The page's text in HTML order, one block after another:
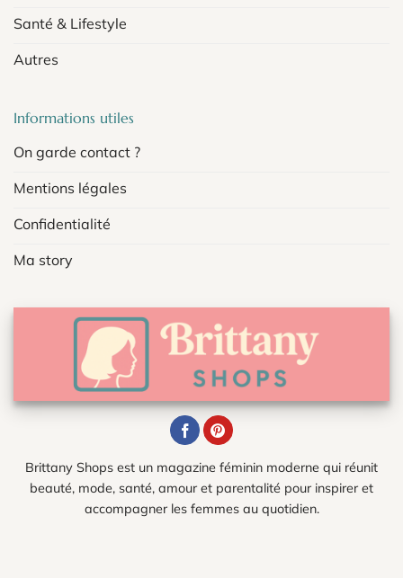
Santé & Lifestyle
Autres
Informations utiles
On garde contact ?
Mentions légales
Confidentialité
Ma story
Brittany Shops est un magazine féminin moderne qui réunit
beauté, mode, santé, amour et parentalité pour inspirer et
accompagner les femmes au quotidien.